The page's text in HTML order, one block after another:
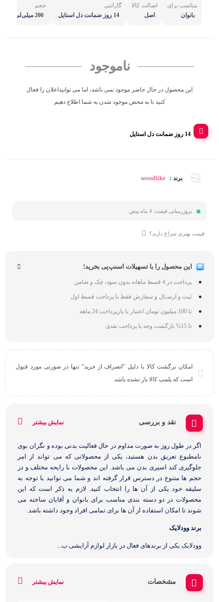
مناسب برای
بانوان
اصالت کالا
اصل
گارانتی
14 روز ضمانت دل استایل
حجم
200 میلی‌لی
ناموجود
این محصول در حال حاضر موجود نمی باشد، اما می توانیداعلان را فعال
کنید تا به محض موجود شدن به شما اطلاع دهیم
14 روز ضمانت دل استایل
برند : woodlike
بروزرسانی قیمت: 4 ماه پیش
قیمت بهتری سراغ دارید؟
این محصول را با تسهیلات اسنپ‌پی بخرید!
پرداخت در 4 قسط ماهانه بدون سود، چک و ضامن
ثبت و ارسـال و سفارش فقط با پرداخت قسط اول
تا 100 میلیون تومان اعتبار با بازپرداخت 24 ماهه
تا 15% بازگشت وجه با پرداخت نقدی
امکان برگشت کالا با دلیل "انصراف از خرید" تنها در صورتی مورد قبول
است که پلمپ کالا باز نشده باشد.
نقد و بررسی نمایش بیشتر
اگر در طول روز به صورت مداوم در حال فعالیت بدنی بوده و نگران بوی
نامطبوع تعریق بدن هستید، یکی از محصولاتی که می تواند از امر
جلوگیری کند اسپری بدن می باشد. این محصولات با رایحه مختلف و در
حجم ها متنوع در دسترس قرار گرفته اند و شما می توانید با توجه به
سلیقه خود یکی از آن ها را انتخاب کنید. لازم به ذکر است که این
محصولات در دو دسته بندی مناسب برای بانوان و آقایان ساخته می
شوند تا امکان استفاده از آن ها برای تمامی افراد وجود داشته باشد.
برند وودلایک
وودلایک یکی از برندهای فعال در بازار لوازم آرایشی ب...
مشخصات نمایش بیشتر